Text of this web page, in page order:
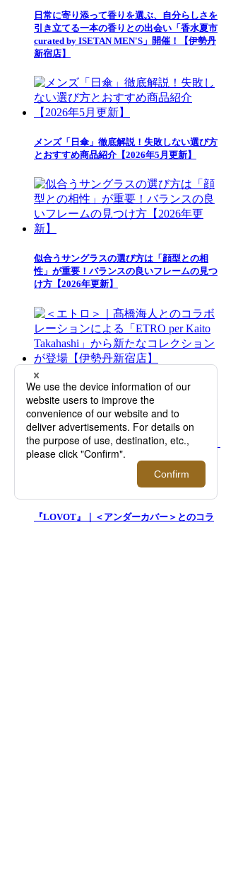
日常に寄り添って香りを選ぶ、自分らしさを
引き立てる一本の香りとの出会い「香水夏市
curated by ISETAN MEN'S」開催！【伊勢丹
新宿店】
メンズ「日傘」徹底解説！失敗しない選び方
とおすすめ商品紹介【2026年5月更新】
似合うサングラスの選び方は「顔型との相
性」が重要！バランスの良いフレームの見つ
け方【2026年更新】
＜エトロ＞｜髙橋海人とのコラボレーション
による「ETRO per Kaito Takahashi」から新
たなコレクションが登場【伊勢丹新宿店】
『LOVOT』｜＜アンダーカバー＞とのコラ